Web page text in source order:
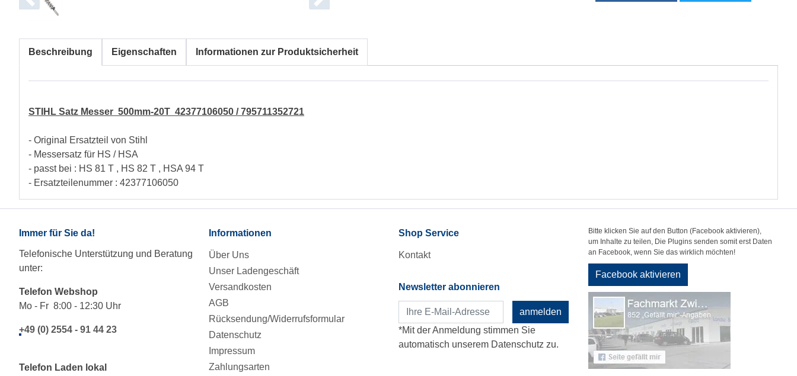
Beschreibung Eigenschaften Informationen zur Produktsicherheit
STIHL Satz Messer 500mm-20T 42377106050 / 795711352721
- Original Ersatzteil von Stihl
- Messersatz für HS / HSA
- passt bei : HS 81 T , HS 82 T , HSA 94 T
- Ersatzteilenummer : 42377106050
Immer für Sie da!
Telefonische Unterstützung und Beratung
unter:
Telefon Webshop
Mo - Fr 8:00 - 12:30 Uhr
+49 (0) 2554 - 91 44 23
Telefon Laden lokal
Informationen
Über Uns
Unser Ladengeschäft
Versandkosten
AGB
Rücksendung/Widerrufsformular
Datenschutz
Impressum
Zahlungsarten
Shop Service
Kontakt
Newsletter abonnieren
anmelden
*Mit der Anmeldung stimmen Sie
automatisch unserem Datenschutz zu.
Bitte klicken Sie auf den Button (Facebook aktivieren),
um Inhalte zu teilen, Die Plugins senden somit erst Daten
an Facebook, wenn Sie das wirklich möchten!
Facebook aktivieren